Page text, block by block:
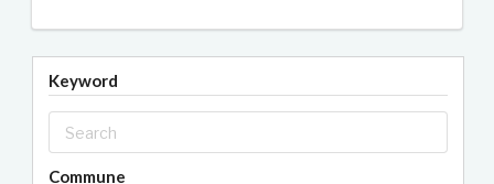
Keyword
Commune